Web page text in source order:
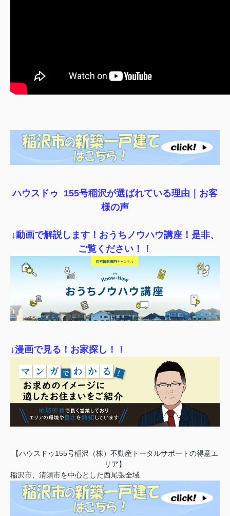
ハウスドゥ 155号稲沢が選ばれている理由｜ お客
様の声
↓動画で解説します！おうちノウハウ講座！是非、
ご覧ください！！
↓漫画で見る！お家探し！！
【ハウスドゥ155号稲沢（株）不動産トータルサポートの得意エ
リア】
稲沢市、清須市を中心とした西尾張全域